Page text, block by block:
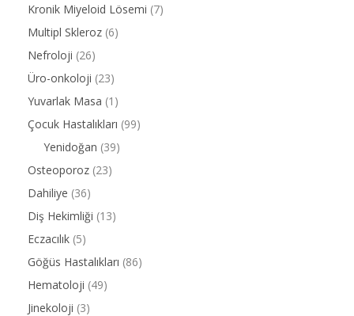
Kronik Miyeloid Lösemi (7)
Multipl Skleroz (6)
Nefroloji (26)
Üro-onkoloji (23)
Yuvarlak Masa (1)
Çocuk Hastalıkları (99)
Yenidoğan (39)
Osteoporoz (23)
Dahiliye (36)
Diş Hekimliği (13)
Eczacılık (5)
Göğüs Hastalıkları (86)
Hematoloji (49)
Jinekoloji (3)